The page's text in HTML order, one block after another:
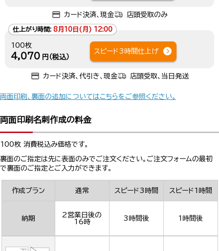
カード決済、現金 店頭受取のみ
仕上がり時間: 8月10日(月) 12:00
100枚
4,070 円（税込）
スピード3時間仕上げ
カード決済、代引き、現金 店頭受取、当日発送
両面印刷、裏面の追加についてはこちらをご参照ください。
両面印刷名刺作成の料金
100枚 消費税込み価格です。
裏面のご指定は先に表面のみでご注文ください。ご注文フォームの最初
で裏面のご指定とご入力ができます。
作成プラン 通常 スピード3時間 スピード1時間
納期
2営業日後の
16時
3時間後 1時間後